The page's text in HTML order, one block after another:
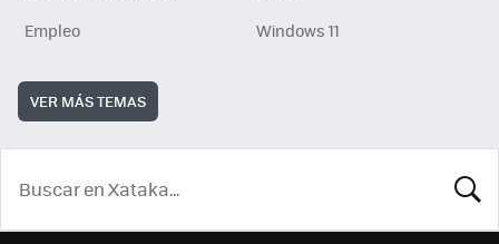
Empleo
Windows 11
VER MÁS TEMAS